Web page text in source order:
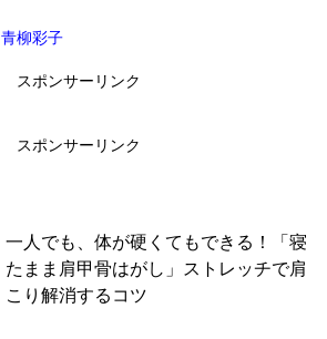
青柳彩子
スポンサーリンク
スポンサーリンク
一人でも、体が硬くてもできる！「寝
たまま肩甲骨はがし」ストレッチで肩
こり解消するコツ